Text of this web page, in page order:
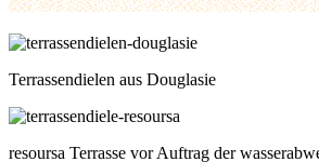
Terrassendielen aus Douglasie
resoursa Terrasse vor Auftrag der